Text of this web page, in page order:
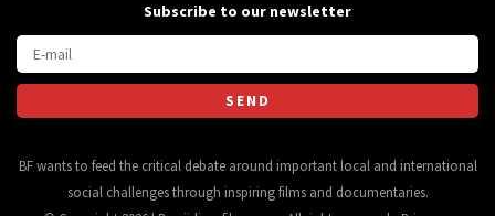
Subscribe to our newsletter
BF wants to feed the critical debate around important local and international
social challenges through inspiring films and documentaries.